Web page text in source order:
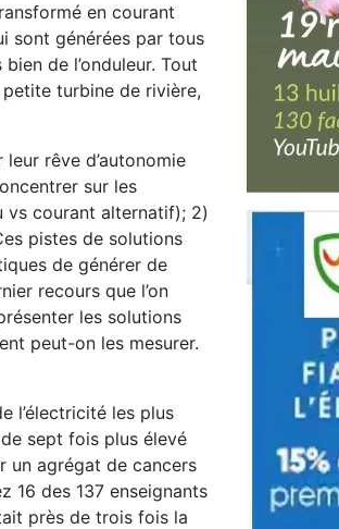
en courant
sont générées par tous
de l’onduleur. Tout
turbine de rivière,
rêve d’autonomie
sur les
vs courant alternatif); 2)
pistes de solutions
de générer de
recours que l’on
les solutions
peut-on les mesurer.
l’électricité les plus
sept fois plus élevé
un agrégat de cancers
16 des 137 enseignants
près de trois fois la